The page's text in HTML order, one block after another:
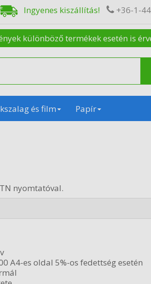
Ingyenes kiszállítás! +36-1-
különböző termékek esetén is
és film Papír
nyomtatóval.
A4-es oldal 5%-os fedettség esetén